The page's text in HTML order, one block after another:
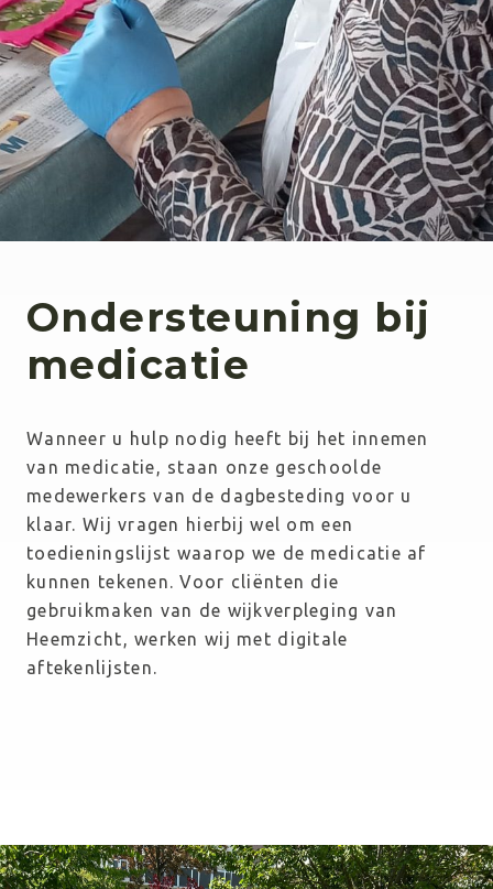
Ondersteuning bij
medicatie
Wanneer u hulp nodig heeft bij het innemen
van medicatie, staan onze geschoolde
medewerkers van de dagbesteding voor u
klaar. Wij vragen hierbij wel om een
toedieningslijst waarop we de medicatie af
kunnen tekenen. Voor cliënten die
gebruikmaken van de wijkverpleging van
Heemzicht, werken wij met digitale
aftekenlijsten.